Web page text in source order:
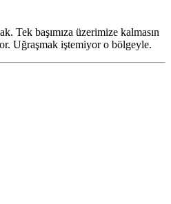
Tek başımıza üzerimize kalmasın
Uğraşmak iştemiyor o bölgeyle.